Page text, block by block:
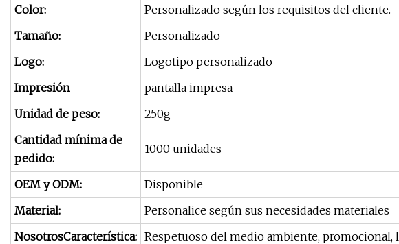
Color:
Personalizado según los requisitos del cliente.
Tamaño:
Personalizado
Logo:
Logotipo personalizado
Impresión
pantalla impresa
Unidad de peso:
250g
Cantidad mínima de
pedido:
1000 unidades
OEM y ODM:
Disponible
Material:
Personalice según sus necesidades materiales
NosotrosCaracterística: Respetuoso del medio ambiente, promocional,